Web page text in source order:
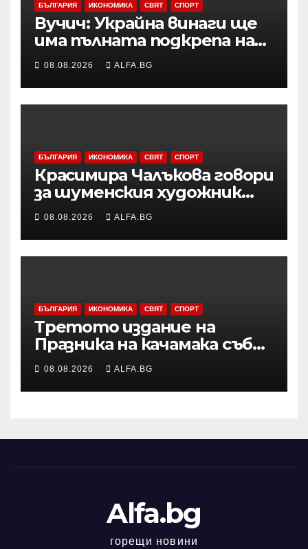
БЪЛГАРИЯ ИКОНОМИКА СВЯТ СПОРТ
Вучич: Украйна винаги ще
има пълната подкрепа на
нашата страна по
европейския си път
08.08.2026 ALFA.BG
БЪЛГАРИЯ ИКОНОМИКА СВЯТ СПОРТ
Красимира Чалъкова говори
за шуменския художник
Никола Михайлов на
дискусията за Пенчо
Славейков и модернизма в
Шумен
08.08.2026 ALFA.BG
БЪЛГАРИЯ ИКОНОМИКА СВЯТ СПОРТ
Третото издание на
Празника на качамака събра
жители и гости в
пернишкото село Черна
гора
08.08.2026 ALFA.BG
Alfa.bg
горещи новини